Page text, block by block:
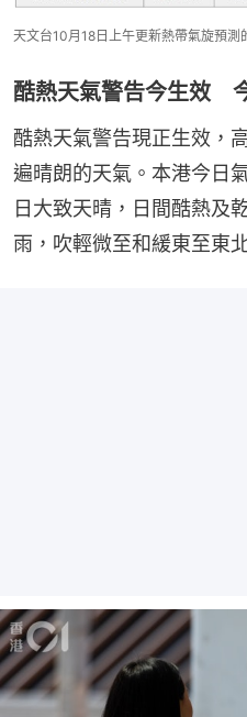
天文台10月18日上午更新熱帶氣旋預測
酷熱天氣警告今生效
酷熱天氣警告現正生效，
遍晴朗的天氣。本港今日
日大致天晴，日間酷熱及
雨，吹輕微至和緩東至東